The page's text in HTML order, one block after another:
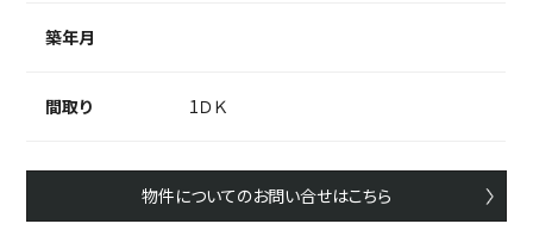
築年月
間取り 1ＤＫ
物件についてのお問い合せはこちら